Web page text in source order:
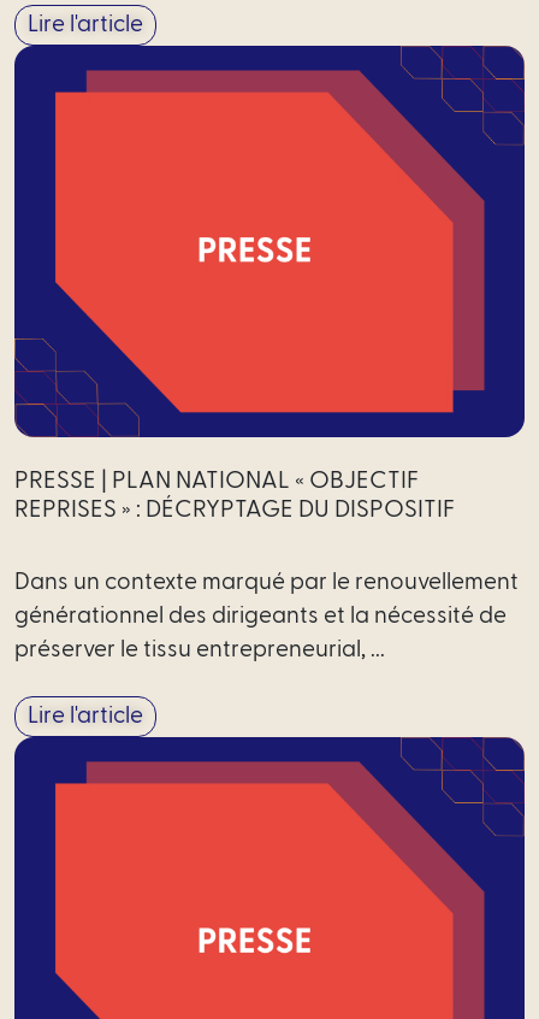
Lire l'article
PRESSE | PLAN NATIONAL « OBJECTIF
REPRISES » : DÉCRYPTAGE DU DISPOSITIF
Dans un contexte marqué par le renouvellement
générationnel des dirigeants et la nécessité de
préserver le tissu entrepreneurial, ...
Lire l'article